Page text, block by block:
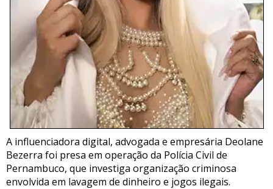
A influenciadora digital, advogada e empresária Deolane
Bezerra foi presa em operação da Polícia Civil de
Pernambuco, que investiga organização criminosa
envolvida em lavagem de dinheiro e jogos ilegais.